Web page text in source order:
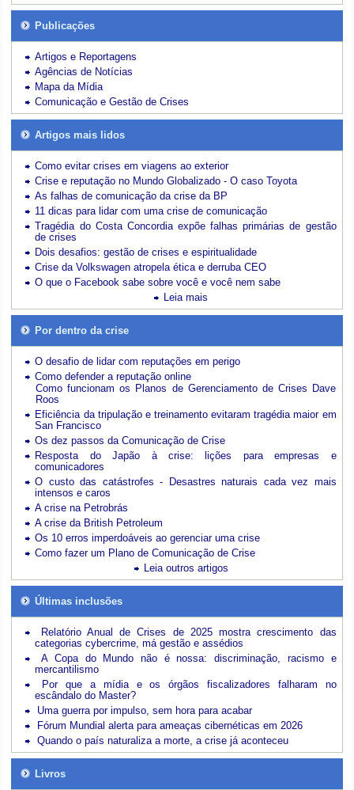
Publicações
Artigos e Reportagens
Agências de Notícias
Mapa da Mídia
Comunicação e Gestão de Crises
Artigos mais lidos
Como evitar crises em viagens ao exterior
Crise e reputação no Mundo Globalizado - O caso Toyota
As falhas de comunicação da crise da BP
11 dicas para lidar com uma crise de comunicação
Tragédia do Costa Concordia expõe falhas primárias de gestão
de crises
Dois desafios: gestão de crises e espiritualidade
Crise da Volkswagen atropela ética e derruba CEO
O que o Facebook sabe sobre você e você nem sabe
Leia mais
Por dentro da crise
O desafio de lidar com reputações em perigo
Como defender a reputação online
Como funcionam os Planos de Gerenciamento de Crises Dave
Roos
Eficiência da tripulação e treinamento evitaram tragédia maior em
San Francisco
Os dez passos da Comunicação de Crise
Resposta do Japão à crise: lições para empresas e
comunicadores
O custo das catástrofes -
Desastres naturais cada vez mais
intensos e caros
A crise na Petrobrás
A crise da British Petroleum
Os 10 erros imperdoáveis ao gerenciar uma crise
Como fazer um Plano de Comunicação de Crise
Leia outros artigos
Últimas inclusões
Relatório Anual de Crises de 2025 mostra crescimento das
categorias cybercrime, má gestão e assédios
A Copa do Mundo não é nossa: discriminação, racismo e
mercantilismo
Por que a mídia e os órgãos fiscalizadores falharam no
escândalo do Master?
Uma guerra por impulso, sem hora para acabar
Fórum Mundial alerta para ameaças cibernéticas em 2026
Quando o país naturaliza a morte, a crise já aconteceu
Livros